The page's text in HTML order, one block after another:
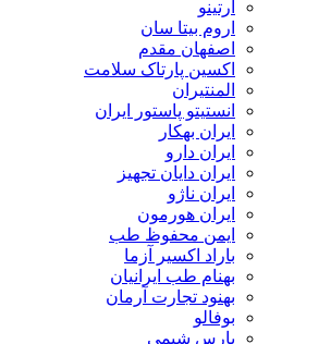
ارتینو
اروم بیتا سان
اصفهان مقدم
اکسین پارتاک سلامت
المنتیران
انستیتو پاستور ایران
ایران بهکار
ایران دارو
ایران دایان تجهیز
ایران ناژو
ایران هورمون
ایمن محفوظ طب
باراد اکسیر آزما
بهنام طب ایرانیان
بهنود تجارت آرمان
بوفالو
پارس شیمی